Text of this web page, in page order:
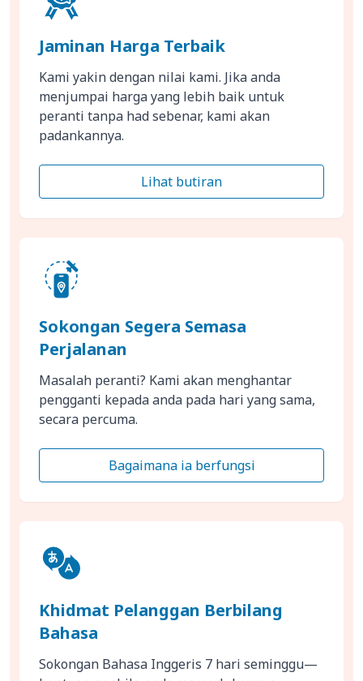
Jaminan Harga Terbaik
Kami yakin dengan nilai kami. Jika anda
menjumpai harga yang lebih baik untuk
peranti tanpa had sebenar, kami akan
padankannya.
Lihat butiran
Sokongan Segera Semasa
Perjalanan
Masalah peranti? Kami akan menghantar
pengganti kepada anda pada hari yang sama,
secara percuma.
Bagaimana ia berfungsi
Khidmat Pelanggan Berbilang
Bahasa
Sokongan Bahasa Inggeris 7 hari seminggu—